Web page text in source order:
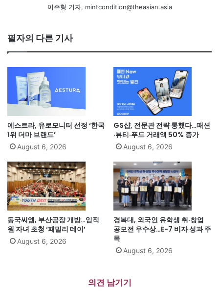
이주형 기자, mintcondition@theasian.asia
필자의 다른 기사
에스트라, 유로모니터 선정 ‘한국
1위 더마 브랜드’
August 6, 2026
GS샵, 전문관 전략 통했다…패션
·뷰티·푸드 거래액 50% 증가
August 6, 2026
동국씨엠, 부산공장 개방…임직
원 자녀 초청 ‘패밀리 데이’
August 6, 2026
경복대, 외국인 유학생 취·창업
공모전 우수상…E-7 비자 성과 주
목
August 6, 2026
의견 남기기